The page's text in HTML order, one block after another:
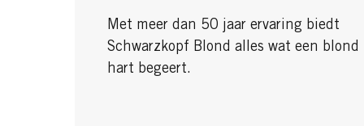
Met meer dan 50 jaar ervaring biedt
Schwarzkopf Blond alles wat een blond
hart begeert.